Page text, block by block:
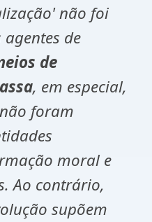
não foi
de
de
, em especial,
foram
moral e
Ao contrário,
supõem